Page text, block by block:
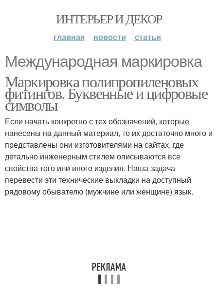
ИНТЕРЬЕР И ДЕКОР
главная новости статьи
Международная маркировка
Маркировка полипропиленовых
фитингов. Буквенные и цифровые
символы
Если начать конкретно с тех обозначений, которые
нанесены на данный материал, то их достаточно много и
представлены они изготовителями на сайтах, где
детально инженерным стилем описываются все
свойства того или иного изделия. Наша задача
перевести эти технические выкладки на доступный
рядовому обывателю (мужчине или женщине) язык.